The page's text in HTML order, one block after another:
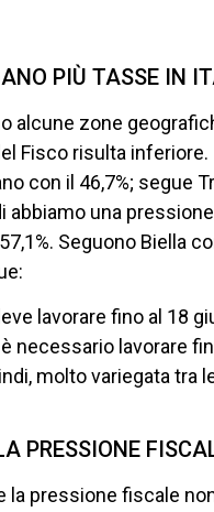
PIÙ TASSE IN
alcune zone
Fisco risulta
con il 46,7%; segue
abbiamo una
Seguono Biella
lavorare fino al 18
necessario lavorare
molto variegata tra
PRESSIONE
la pressione fiscale